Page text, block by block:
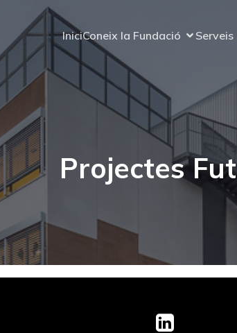
IniciConeix la Fundació Serveis
Projectes